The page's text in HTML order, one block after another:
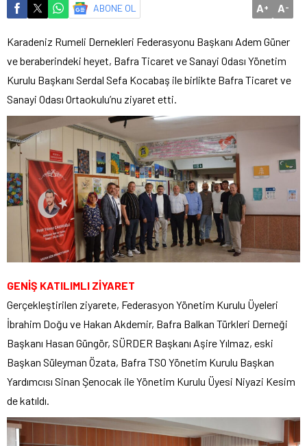
ABONE OL A+ A-
Karadeniz Rumeli Dernekleri Federasyonu Başkanı Adem Güner
ve beraberindeki heyet, Bafra Ticaret ve Sanayi Odası Yönetim
Kurulu Başkanı Serdal Sefa Kocabaş ile birlikte Bafra Ticaret ve
Sanayi Odası Ortaokulu’nu ziyaret etti.
GENİŞ KATILIMLI ZİYARET
Gerçekleştirilen ziyarete, Federasyon Yönetim Kurulu Üyeleri
İbrahim Doğu ve Hakan Akdemir, Bafra Balkan Türkleri Derneği
Başkanı Hasan Güngör, SÜRDER Başkanı Aşire Yılmaz, eski
Başkan Süleyman Özata, Bafra TSO Yönetim Kurulu Başkan
Yardımcısı Sinan Şenocak ile Yönetim Kurulu Üyesi Niyazi Kesim
de katıldı.